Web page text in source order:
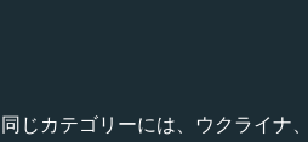
同じカテゴリーには、ウクライナ